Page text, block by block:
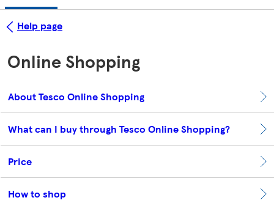
Help page
Online Shopping
About Tesco Online Shopping
What can I buy through Tesco Online Shopping?
Price
How to shop